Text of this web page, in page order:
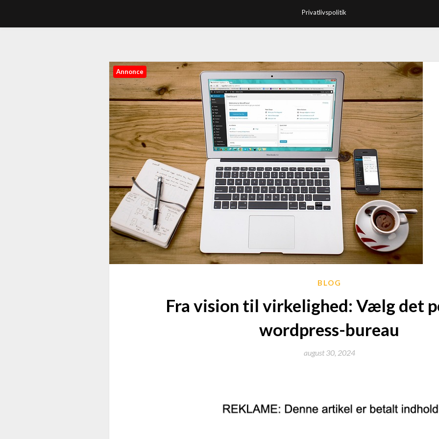
Privatlivspolitik
Annonce
BLOG
Fra vision til virkelighed: Vælg det
wordpress-bureau
august 30, 2024